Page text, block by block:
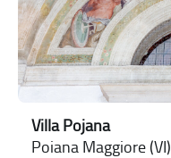
Villa Pojana
Poiana Maggiore (VI)